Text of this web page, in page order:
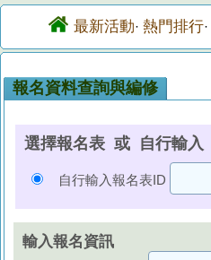
最新活動· 熱門排行·
報名資料查詢與編修
選擇報名表 或 自行輸入
自行輸入報名表ID
輸入報名資訊